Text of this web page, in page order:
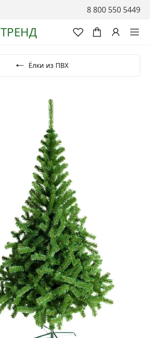
ТРЕНД
8 800 550 5449
Ёлки из ПВХ